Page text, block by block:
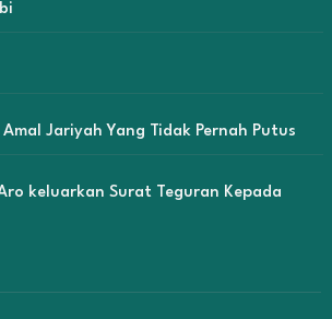
Jariyah Yang Tidak Pernah Putus
Aro keluarkan Surat Teguran Kepada